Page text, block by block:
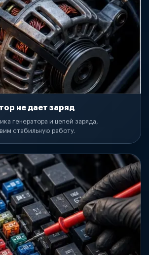
не дает заряд
генератора и цепей заряда,
стабильную работу.